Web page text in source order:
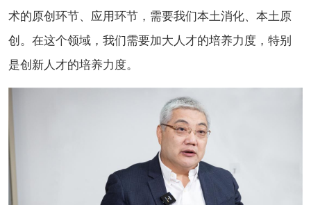
术的原创环节、应用环节，需要我们本土消化、本土原
创。在这个领域，我们需要加大人才的培养力度，特别
是创新人才的培养力度。